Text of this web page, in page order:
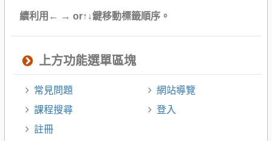
續利用← → or↑↓鍵移動標籤順序。
上方功能選單區塊
常見問題
網站導覽
課程搜尋
登入
註冊